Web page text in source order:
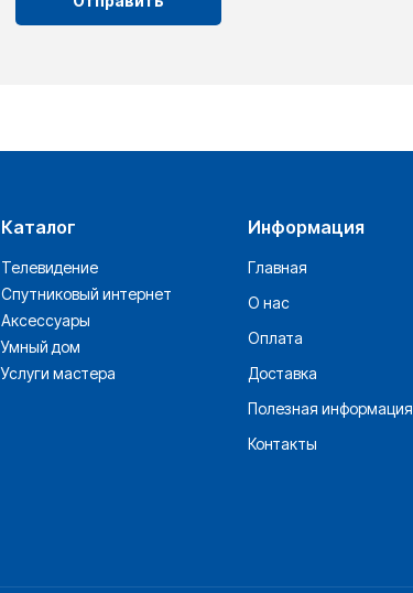
Каталог
Телевидение
Спутниковый интернет
Аксессуары
Умный дом
Услуги мастера
Информация
Главная
О нас
Оплата
Доставка
Полезная информация
Контакты